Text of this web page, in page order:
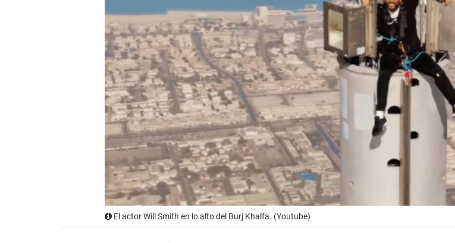
El actor Will Smith en lo alto del Burj Khalfa. (Youtube)